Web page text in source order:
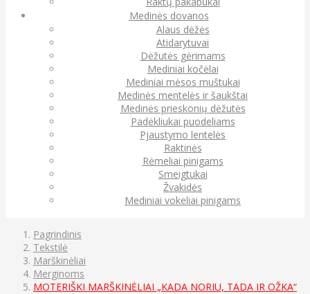
Medinės dovanos
Alaus dėžės
Atidarytuvai
Dėžutės gėrimams
Mediniai kočėlai
Mediniai mėsos muštukai
Medinės mentelės ir šaukštai
Medinės prieskonių dėžutės
Padėkliukai puodeliams
Pjaustymo lentelės
Raktinės
Rėmeliai pinigams
Smeigtukai
Žvakidės
Mediniai vokeliai pinigams
Pagrindinis
Tekstilė
Marškinėliai
Merginoms
MOTERIŠKI MARŠKINĖLIAI „KADA NORIU, TADA IR OŽKA“